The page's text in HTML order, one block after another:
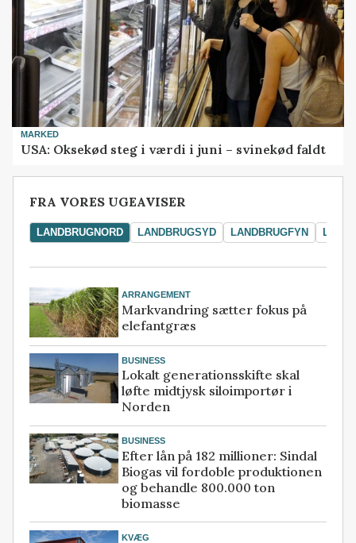
MARKED
USA: Oksekød steg i værdi i juni – svinekød faldt
FRA VORES UGEAVISER
LANDBRUGNORD LANDBRUGSYD LANDBRUGFYN
ARRANGEMENT
Markvandring sætter fokus på
elefantgræs
BUSINESS
Lokalt generationsskifte skal
løfte midtjysk siloimportør i
Norden
BUSINESS
Efter lån på 182 millioner: Sindal
Biogas vil fordoble produktionen
og behandle 800.000 ton
biomasse
KVÆG